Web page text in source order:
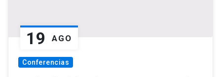
19 AGO
Conferencias